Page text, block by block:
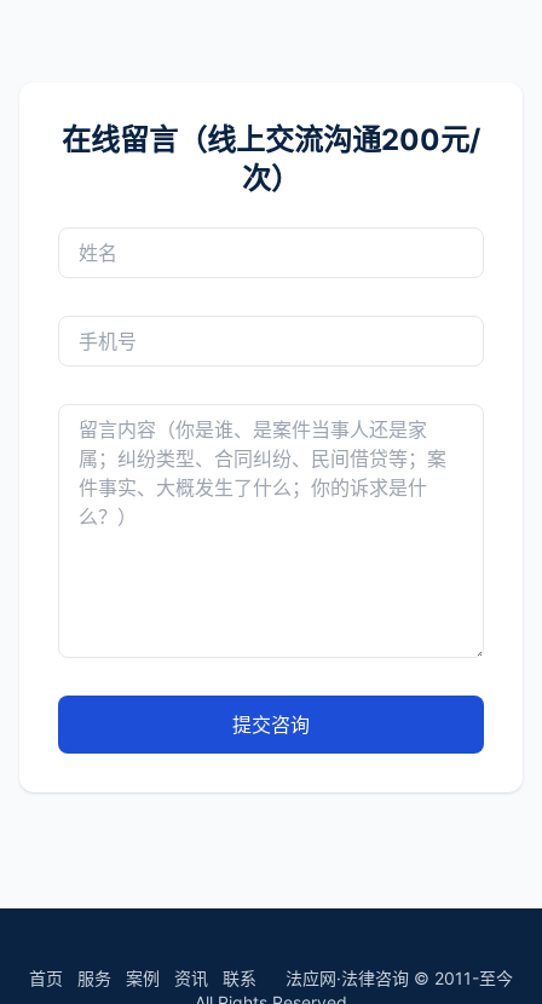
在线留言（线上交流沟通200元/
次）
提交咨询
首页 服务 案例 资讯 联系 法应网·法律咨询 © 2011-至今